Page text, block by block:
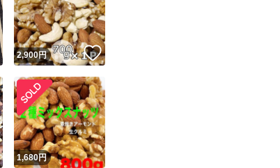
このユーザーは設定した発送日数内に発送しています
いいね！
2,900円 いいね！
1,680円